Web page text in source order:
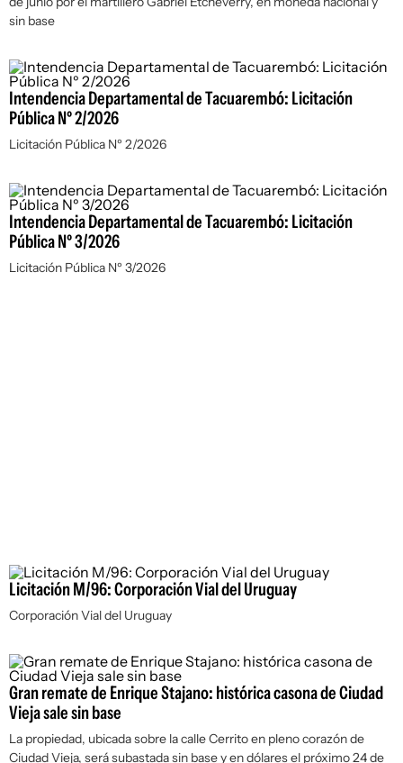
sin base
Intendencia Departamental de Tacuarembó: Licitación
Pública Nº 2/2026
Licitación Pública Nº 2/2026
Intendencia Departamental de Tacuarembó: Licitación
Pública Nº 3/2026
Licitación Pública Nº 3/2026
Licitación M/96: Corporación Vial del Uruguay
Corporación Vial del Uruguay
Gran remate de Enrique Stajano: histórica casona de Ciudad
Vieja sale sin base
La propiedad, ubicada sobre la calle Cerrito en pleno corazón de
Ciudad Vieja, será subastada sin base y en dólares el próximo 24 de